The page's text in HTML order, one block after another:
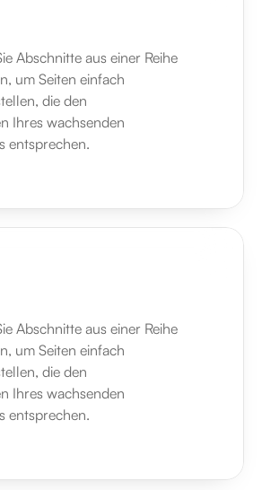
Abschnitte aus einer Reihe
um Seiten einfach
die den
Ihres wachsenden
entsprechen.
Abschnitte aus einer Reihe
um Seiten einfach
die den
Ihres wachsenden
entsprechen.